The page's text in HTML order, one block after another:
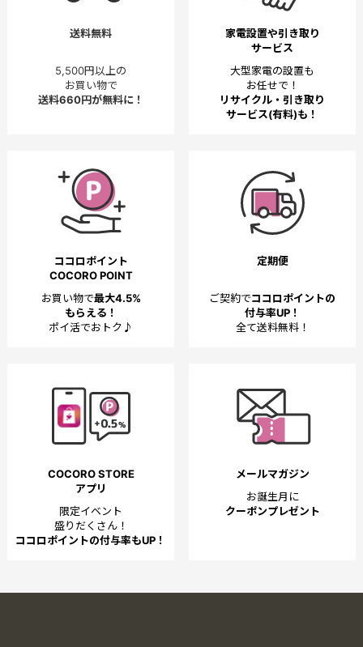
送料無料
5,500円以上の
お買い物で
送料660円が無料に！
家電設置や引き取り
サービス
大型家電の設置も
お任せで！
リサイクル・引き取り
サービス(有料)も！
ココロポイント
COCORO POINT
お買い物で最大4.5%
もらえる！
ポイ活でおトク♪
定期便
ご契約でココロポイントの
付与率UP！
全て送料無料！
COCORO STORE
アプリ
限定イベント
盛りだくさん！
ココロポイントの付与率もUP！
メールマガジン
お誕生月に
クーポンプレゼント